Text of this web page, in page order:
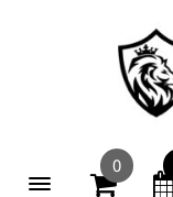
Toggle navigation
0